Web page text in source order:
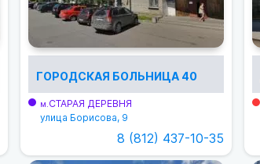
ГОРОДСКАЯ БОЛЬНИЦА 40
м.СТАРАЯ ДЕРЕВНЯ
улица Борисова, 9
8 (812) 437-10-35